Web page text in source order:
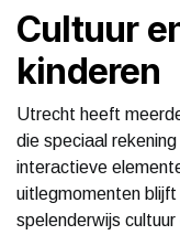
Cultuur
kinderen
Utrecht heeft
die speciaal
interactieve
uitlegmomenten
spelenderwijs